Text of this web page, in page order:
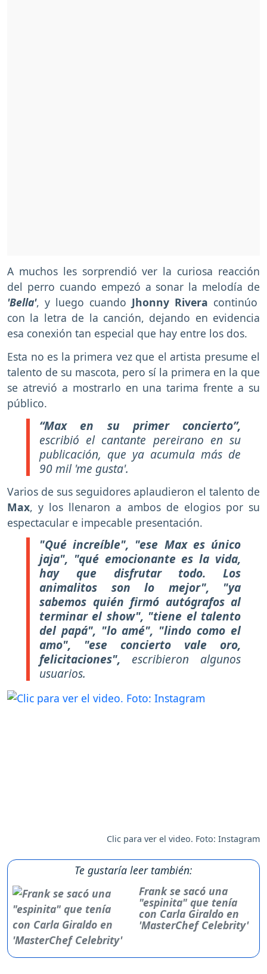
A muchos les sorprendió ver la curiosa reacción
del perro cuando empezó a sonar la melodía de
'Bella', y luego cuando Jhonny Rivera continúo
con la letra de la canción, dejando en evidencia
esa conexión tan especial que hay entre los dos.
Esta no es la primera vez que el artista presume el
talento de su mascota, pero sí la primera en la que
se atrevió a mostrarlo en una tarima frente a su
público.
“Max en su primer concierto”,
escribió el cantante pereirano en su
publicación, que ya acumula más de
90 mil 'me gusta'.
Varios de sus seguidores aplaudieron el talento de
Max, y los llenaron a ambos de elogios por su
espectacular e impecable presentación.
"Qué increíble", "ese Max es único
jaja", "qué emocionante es la vida,
hay que disfrutar todo. Los
animalitos son lo mejor", "ya
sabemos quién firmó autógrafos al
terminar el show", "tiene el talento
del papá", "lo amé", "lindo como el
amo", "ese concierto vale oro,
felicitaciones", escribieron algunos
usuarios.
Clic para ver el video. Foto: Instagram
Te gustaría leer también:
Frank se sacó una
"espinita" que tenía
con Carla Giraldo en
'MasterChef Celebrity'